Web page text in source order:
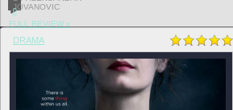
JOVANOVIC
0
FULL REVIEW »
DRAMA